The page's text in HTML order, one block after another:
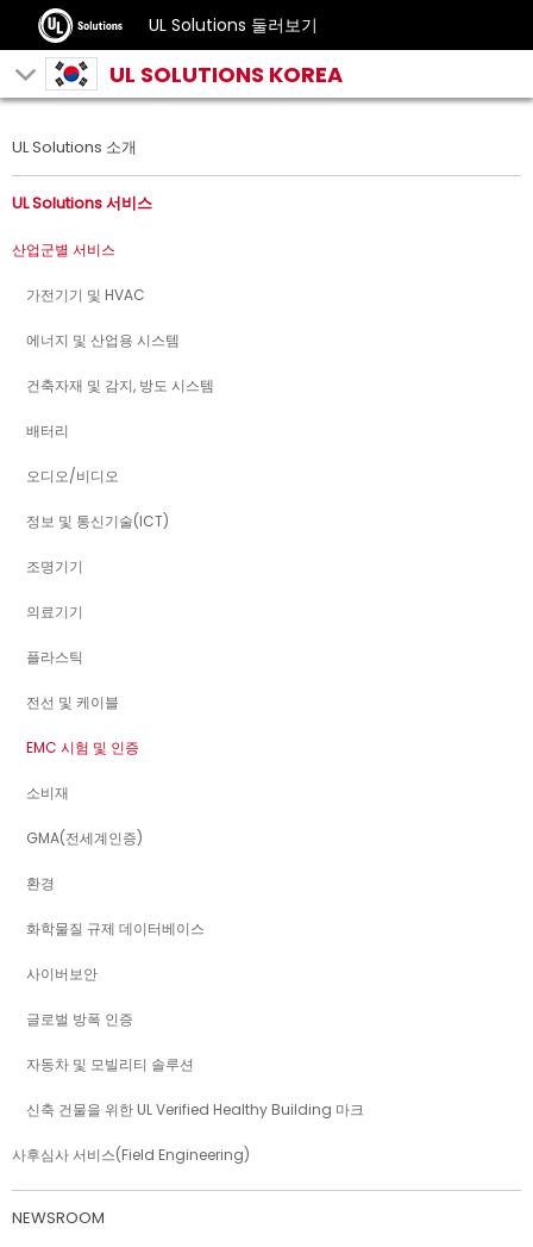
UL Solutions 둘러보기
UL SOLUTIONS KOREA
UL Solutions 소개
UL Solutions 서비스
산업군별 서비스
가전기기 및 HVAC
에너지 및 산업용 시스템
건축자재 및 감지, 방도 시스템
배터리
오디오/비디오
정보 및 통신기술(ICT)
조명기기
의료기기
플라스틱
전선 및 케이블
EMC 시험 및 인증
소비재
GMA(전세계인증)
환경
화학물질 규제 데이터베이스
사이버보안
글로벌 방폭 인증
자동차 및 모빌리티 솔루션
신축 건물을 위한 UL Verified Healthy Building 마크
사후심사 서비스(Field Engineering)
NEWSROOM